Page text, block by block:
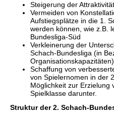
Steigerung der
Vermeiden von
Aufstiegsplätze in die 1.
werden können, wie z.B.
Bundesliga-Süd
Verkleinerung der
Schach-Bundesliga (in
Organisationskapazitäten)
Schaffung von
von Spielernomen in der
Möglichkeit zur Erzielung
Spielklasse darunter.
Struktur der 2. Schach-